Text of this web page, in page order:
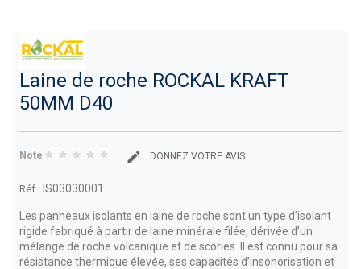
Laine de roche ROCKAL KRAFT
50MM D40
Note DONNEZ VOTRE AVIS
Réf.: IS03030001
Les panneaux isolants en laine de roche sont un type d’isolant
rigide fabriqué à partir de laine minérale filée, dérivée d’un
mélange de roche volcanique et de scories.
Il est connu pour sa
résistance thermique élevée, ses capacités d’insonorisation et